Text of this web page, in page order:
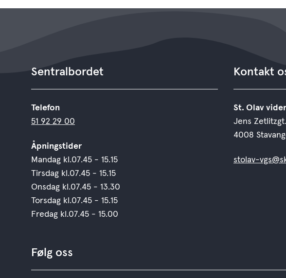
Sentralbordet
Telefon
51 92 29 00
Åpningstider
Mandag kl.07.45 - 15.15
Tirsdag kl.07.45 - 15.15
Onsdag kl.07.45 - 13.30
Torsdag kl.07.45 - 15.15
Fredag kl.07.45 - 15.00
Kontakt
St. Olav
Jens
4008
stolav-
Følg oss